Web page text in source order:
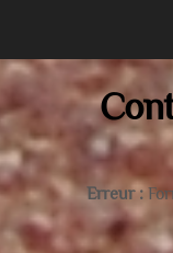
Erreur :